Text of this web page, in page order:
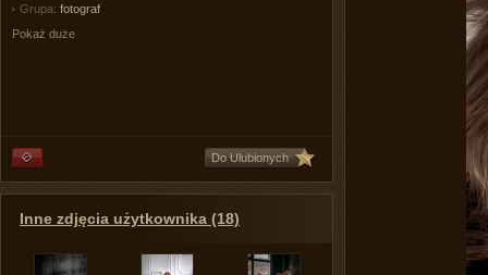
Grupa: fotograf
Pokaż duże
Do Ulubionych
Inne zdjęcia użytkownika (18)